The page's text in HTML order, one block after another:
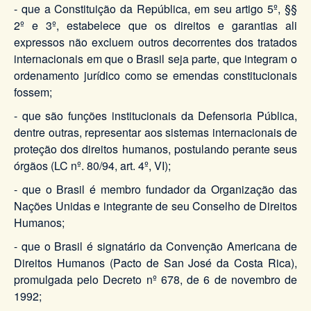
- que a Constituição da República, em seu artigo 5º, §§
2º e 3º, estabelece que os direitos e garantias ali
expressos não excluem outros decorrentes dos tratados
internacionais em que o Brasil seja parte, que integram o
ordenamento jurídico como se emendas constitucionais
fossem;
- que são funções institucionais da Defensoria Pública,
dentre outras, representar aos sistemas internacionais de
proteção dos direitos humanos, postulando perante seus
órgãos (LC nº. 80/94, art. 4º, VI);
- que o Brasil é membro fundador da Organização das
Nações Unidas e integrante de seu Conselho de Direitos
Humanos;
- que o Brasil é signatário da Convenção Americana de
Direitos Humanos (Pacto de San José da Costa Rica),
promulgada pelo Decreto nº 678, de 6 de novembro de
1992;